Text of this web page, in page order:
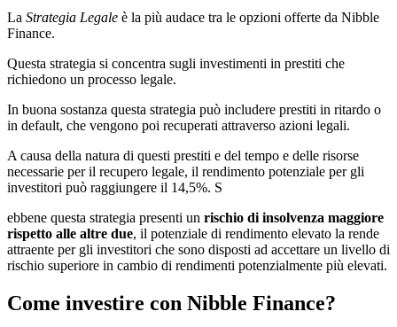
La Strategia Legale è la più audace tra le opzioni offerte da Nibble
Finance.
Questa strategia si concentra sugli investimenti in prestiti che
richiedono un processo legale.
In buona sostanza questa strategia può includere prestiti in ritardo o
in default, che vengono poi recuperati attraverso azioni legali.
A causa della natura di questi prestiti e del tempo e delle risorse
necessarie per il recupero legale, il rendimento potenziale per gli
investitori può raggiungere il 14,5%. S
ebbene questa strategia presenti un rischio di insolvenza maggiore
rispetto alle altre due, il potenziale di rendimento elevato la rende
attraente per gli investitori che sono disposti ad accettare un livello di
rischio superiore in cambio di rendimenti potenzialmente più elevati.
Come investire con Nibble Finance?